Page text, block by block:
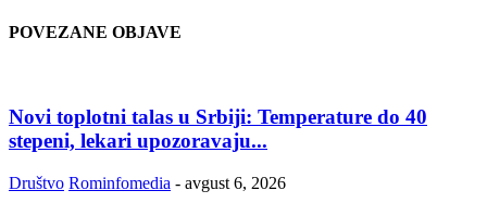
POVEZANE OBJAVE
Novi toplotni talas u Srbiji: Temperature do 40
stepeni, lekari upozoravaju...
Društvo Rominfomedia - avgust 6, 2026